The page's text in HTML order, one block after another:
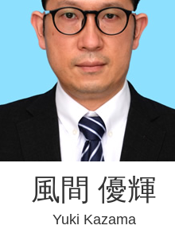
会社設立 税理士 相談 豊栄駅
風間 優輝
Yuki Kazama